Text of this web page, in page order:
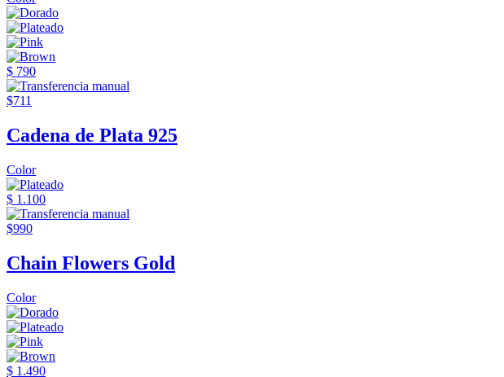
$ 790
$711
Cadena de Plata 925
Color
$ 1.100
$990
Chain Flowers Gold
Color
$ 1.490